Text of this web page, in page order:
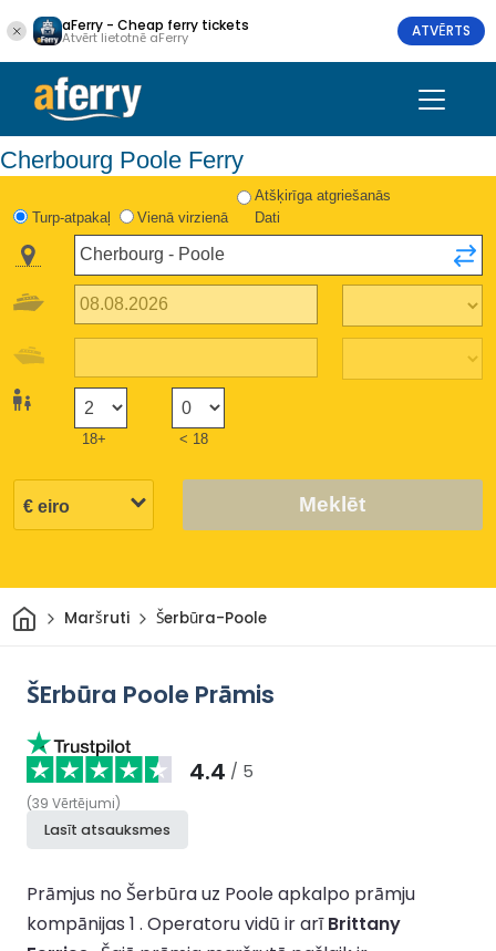
aFerry - Cheap ferry tickets
Atvērt lietotnē aFerry ATVĒRTS
Cherbourg Poole Ferry
Turp-atpakaļ Vienā virzienā
Atšķirīga atgriešanās
Dati
18+ < 18
Meklēt
Sākums
Maršruti Šerbūra-Poole
ŠErbūra Poole Prāmis
4.4 / 5
(39 Vērtējumi)
Lasīt atsauksmes
Prāmjus no Šerbūra uz Poole apkalpo prāmju
kompānijas 1 . Operatoru vidū ir arīBrittany